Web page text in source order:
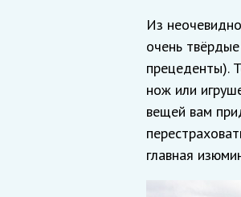
Из
очень
прецеденты).
нож или
вещей вам
главная